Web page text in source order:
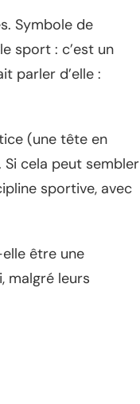
Symbole de
sport : c’est un
parler d’elle :
(une tête en
cela peut sembler
sportive, avec
être une
malgré leurs